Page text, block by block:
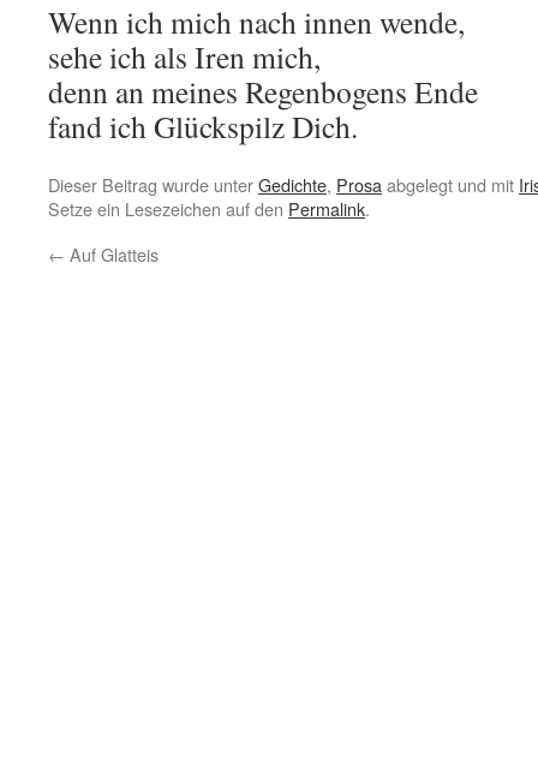
Wenn ich mich nach innen wende,
sehe ich als Iren mich,
denn an meines Regenbogens Ende
fand ich Glückspilz Dich.
Dieser Beitrag wurde unterGedichte, Prosa abgelegt und mit
Setze ein Lesezeichen auf den Permalink.
← Auf Glatteis